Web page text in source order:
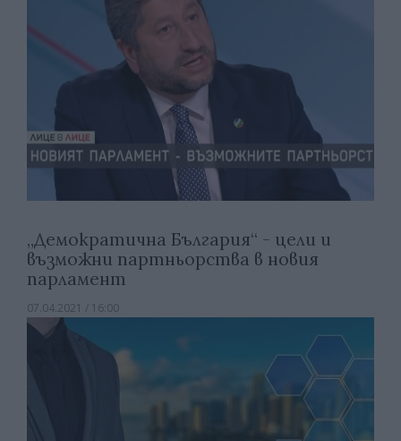
„Демократична България“ - цели и
възможни партньорства в новия
парламент
07.04.2021 / 16:00